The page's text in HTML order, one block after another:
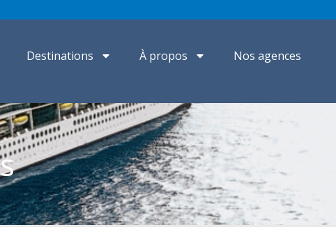
Destinations À propos Nos agences